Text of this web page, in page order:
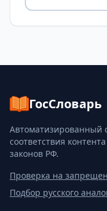
ГосСловарь
Автоматизированный
соответствия
законов РФ.
Проверка на
Подбор русского